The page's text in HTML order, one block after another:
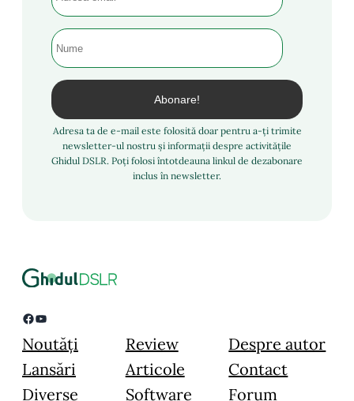
Adresa ta de e-mail este folosită doar pentru a-ți trimite
newsletter-ul nostru și informații despre activitățile
Ghidul DSLR. Poți folosi întotdeauna linkul de dezabonare
inclus în newsletter.
Facebook YouTube
Noutăți
Lansări
Diverse
Review
Articole
Software
Despre autor
Contact
Forum